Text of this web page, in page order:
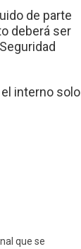
de parte
deberá ser
interno solo
que se